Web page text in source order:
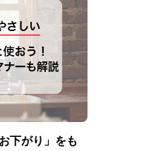
下がり」をも